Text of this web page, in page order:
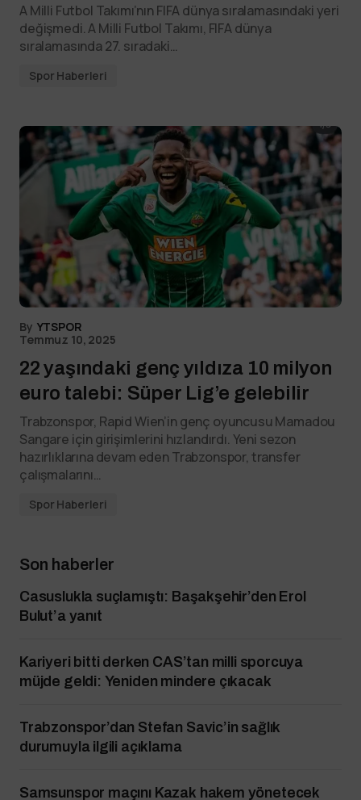
A Milli Futbol Takımı’nın FIFA dünya sıralamasındaki yeri
değişmedi. A Milli Futbol Takımı, FIFA dünya
sıralamasında 27. sıradaki…
Spor Haberleri
By YTSPOR
Temmuz 10, 2025
22 yaşındaki genç yıldıza 10 milyon
euro talebi: Süper Lig’e gelebilir
Trabzonspor, Rapid Wien’in genç oyuncusu Mamadou
Sangare için girişimlerini hızlandırdı. Yeni sezon
hazırlıklarına devam eden Trabzonspor, transfer
çalışmalarını…
Spor Haberleri
Son haberler
Casuslukla suçlamıştı: Başakşehir’den Erol
Bulut’a yanıt
Kariyeri bitti derken CAS’tan milli sporcuya
müjde geldi: Yeniden mindere çıkacak
Trabzonspor’dan Stefan Savic’in sağlık
durumuyla ilgili açıklama
Samsunspor maçını Kazak hakem yönetecek